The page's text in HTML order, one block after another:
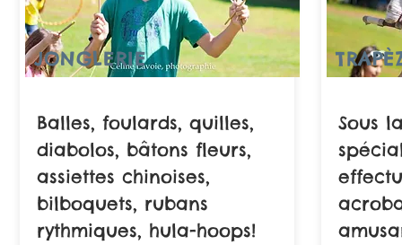
JONGLERIE
Balles, foulards, quilles,
diabolos, bâtons fleurs,
assiettes chinoises,
bilboquets, rubans
rythmiques, hula-hoops!
Sous